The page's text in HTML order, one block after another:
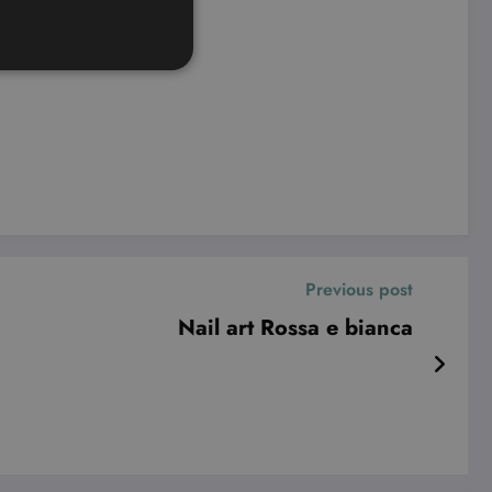
Previous post
Nail art Rossa e bianca
dell'account. Il sito